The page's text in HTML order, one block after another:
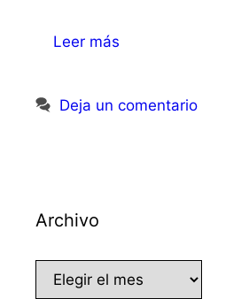
Leer más
Deja un comentario
Archivo
Archivo